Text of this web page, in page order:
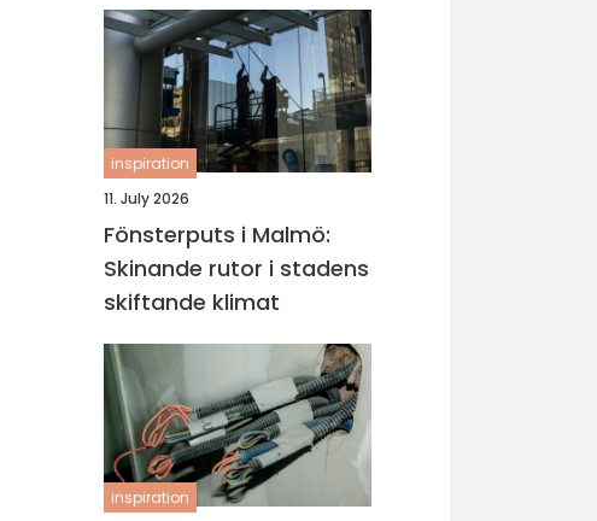
inspiration
11. July 2026
Fönsterputs i Malmö:
Skinande rutor i stadens
skiftande klimat
inspiration